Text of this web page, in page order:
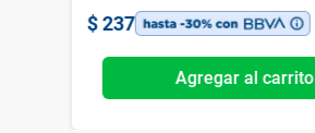
$ 237
Agregar al carrito